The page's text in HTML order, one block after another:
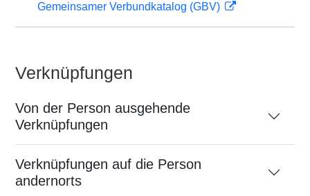
Gemeinsamer Verbundkatalog (GBV)
Verknüpfungen
Von der Person ausgehende
Verknüpfungen
Verknüpfungen auf die Person
andernorts